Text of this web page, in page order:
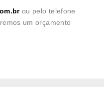
ou pelo telefone
um orçamento